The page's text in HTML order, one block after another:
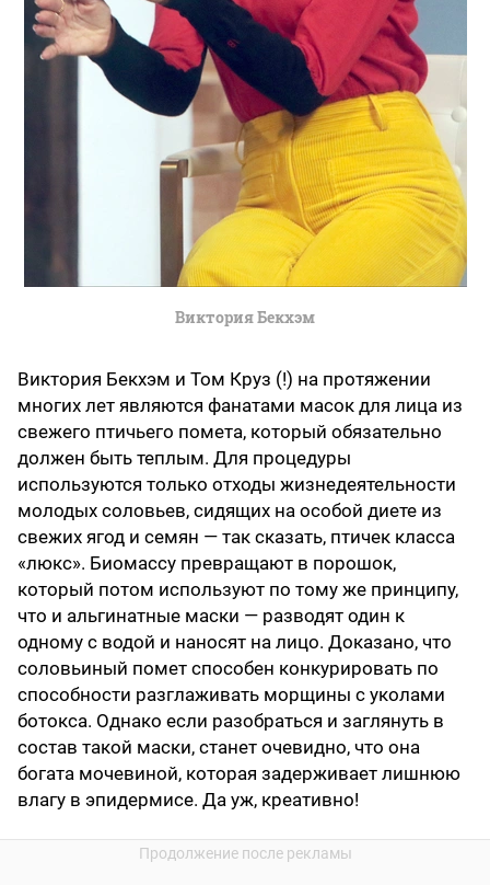
Виктория Бекхэм
Виктория Бекхэм и Том Круз (!) на протяжении
многих лет являются фанатами масок для лица из
свежего птичьего помета, который обязательно
должен быть теплым. Для процедуры
используются только отходы жизнедеятельности
молодых соловьев, сидящих на особой диете из
свежих ягод и семян — так сказать, птичек класса
«люкс». Биомассу превращают в порошок,
который потом используют по тому же принципу,
что и альгинатные маски — разводят один к
одному с водой и наносят на лицо. Доказано, что
соловьиный помет способен конкурировать по
способности разглаживать морщины с уколами
ботокса. Однако если разобраться и заглянуть в
состав такой маски, станет очевидно, что она
богата мочевиной, которая задерживает лишнюю
влагу в эпидермисе. Да уж, креативно!